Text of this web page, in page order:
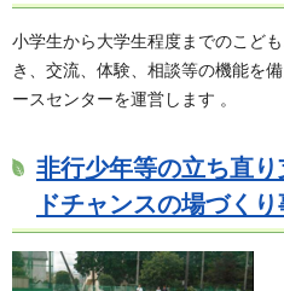
小学生から大学生程度までのこど
き、交流、体験、相談等の機能を
ースセンターを運営します 。
非行少年等の立ち直
ドチャンスの場づくり